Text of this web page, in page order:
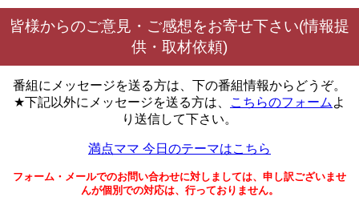
皆様からのご意見・ご感想をお寄せ下さい(情報提
供・取材依頼)
番組にメッセージを送る方は、下の番組情報からどうぞ。
★下記以外にメッセージを送る方は、
こちらのフォーム よ
り送信して下さい。
満点ママ 今日のテーマはこちら
フォーム・メールでのお問い合わせに対しましては、申し訳ございませ
んが個別での対応は、行っておりません。